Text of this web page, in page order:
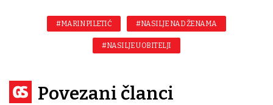
#MARIN PILETIĆ #NASILJE NAD ŽENAMA
#NASILJE U OBITELJI
Povezani članci